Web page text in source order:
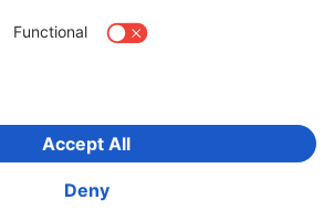
Wybierz kraj
Bezpieczeństwo i ochrona danych
Deklaracje zgodności